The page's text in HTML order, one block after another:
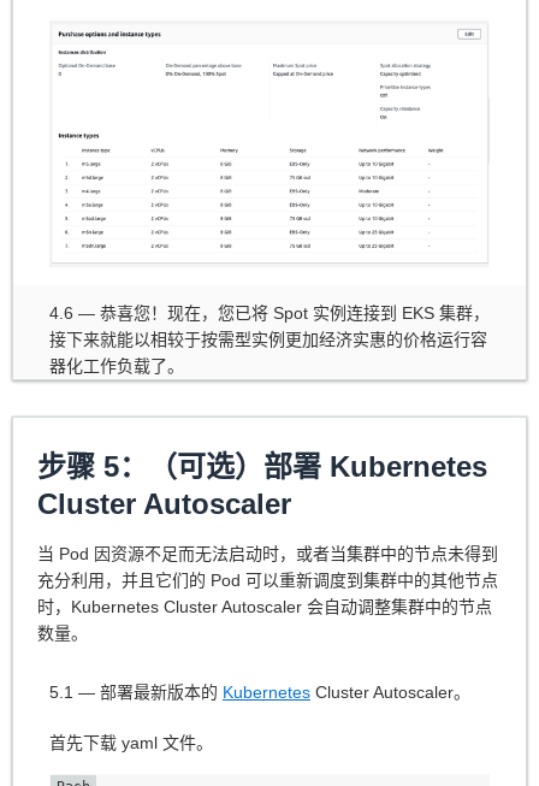
4.6 — 恭喜您！现在，您已将 Spot 实例连接到 EKS 集群，
接下来就能以相较于按需型实例更加经济实惠的价格运行容
器化工作负载了。
步骤 5：（可选）部署 Kubernetes
Cluster Autoscaler
当 Pod 因资源不足而无法启动时，或者当集群中的节点未得到
充分利用，并且它们的 Pod 可以重新调度到集群中的其他节点
时，Kubernetes Cluster Autoscaler 会自动调整集群中的节点
数量。
5.1 — 部署最新版本的 Kubernetes Cluster Autoscaler。
首先下载 yaml 文件。